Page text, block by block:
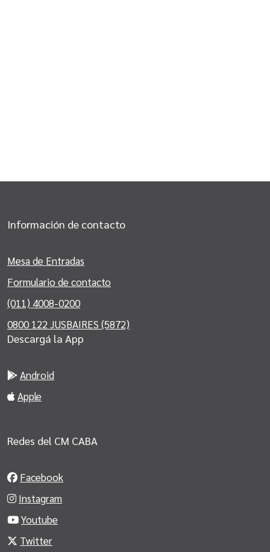
Información de contacto
Mesa de Entradas
Formulario de contacto
(011) 4008-0200
0800 122 JUSBAIRES (5872)
Descargá la App
Android
Apple
Redes del CM CABA
Facebook
Instagram
Youtube
Twitter